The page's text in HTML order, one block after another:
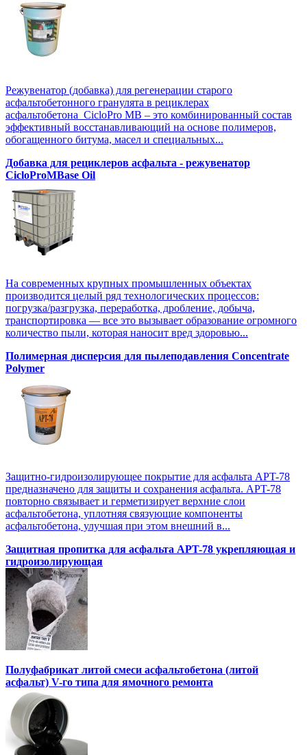
Режувенатор (добавка) для регенерации старого
асфальтобетонного гранулята в рециклерах
асфальтобетона CicloPro MB – это комбинированный состав
эффективный восстанавливающий на основе полимеров,
обогащенного битума, масел и специальных...
Добавка для рециклеров асфальта - режувенатор
CicloProMBase Oil
На современных крупных промышленных объектах
производится целый ряд технологических процессов:
погрузка/разгрузка, переработка, дробление, добыча,
транспортировка — все это вызывает образование огромного
количество пыли, которая наносит вред здоровью...
Полимерная дисперсия для пылеподавления Concentrate
Polymer
Защитно-гидроизолирующее покрытие для асфальта APT-78
предназначено для защиты и сохранения асфальта. APT-78
повторно связывает и герметизирует верхние слои
асфальтобетона, уплотняя связующие компоненты
асфальтобетона, улучшая при этом внешний в...
Защитная пропитка для асфальта APT-78 укрепляющая и
гидроизолирующая
Полуфабрикат литой смеси асфальтобетона (литой
асфальт) V-го типа для ямочного ремонта